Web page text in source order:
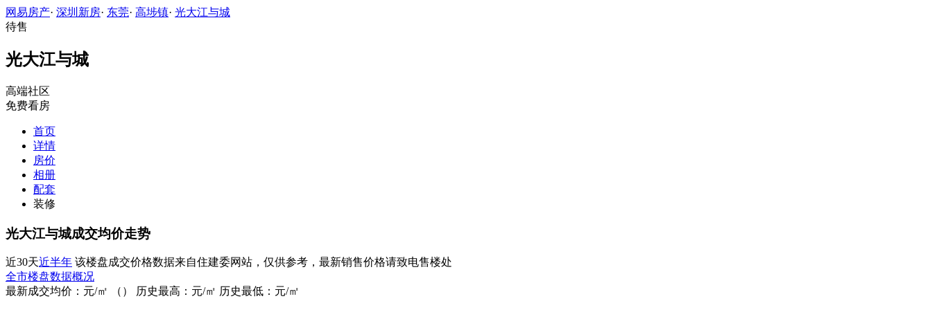
网易房产· 深圳新房· 东莞· 高埗镇· 光大江与城
待售
光大江与城
高端社区
免费看房
首页
详情
房价
相册
配套
装修
光大江与城成交均价走势
近30天近半年 该楼盘成交价格数据来自住建委网站，仅供参考，最新销售价格请致电售楼处
全市楼盘数据概况
最新成交均价： 元/㎡ （ ） 历史最高： 元/㎡ 历史最低： 元/㎡